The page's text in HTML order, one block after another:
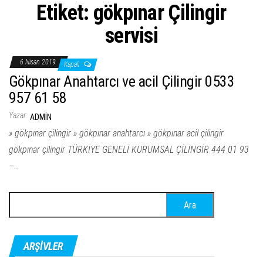
Etiket: gökpınar Çilingir
servisi
6 Nisan 2019 Kapalı
Gökpınar Anahtarcı ve acil Çilingir 0533
957 61 58
Yazar: ADMIN
» gökpınar çilingir » gökpınar anahtarcı » gökpınar acil çilingir
gökpınar çilingir TÜRKİYE GENELİ KURUMSAL ÇİLİNGİR 444 01 93
–…
ARŞIVLER